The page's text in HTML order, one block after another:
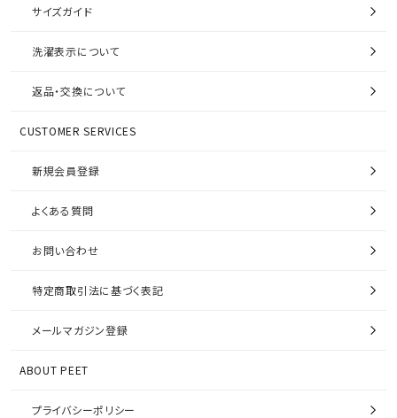
サイズガイド
洗濯表示について
返品・交換について
CUSTOMER SERVICES
新規会員登録
よくある質問
お問い合わせ
特定商取引法に基づく表記
メールマガジン登録
ABOUT PEET
プライバシーポリシー